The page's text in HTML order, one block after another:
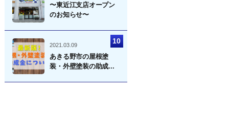
〜東近江支店オープン
のお知らせ〜
2021.03.09
あきる野市の屋根塗
装・外壁塗装の助成...